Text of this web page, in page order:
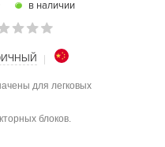
в наличии
для легковых
блоков.